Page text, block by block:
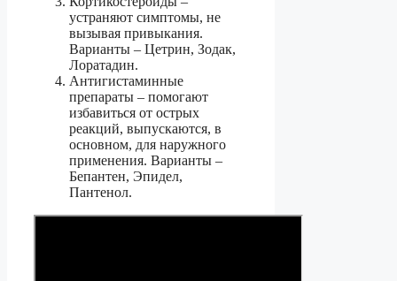
устраняют симптомы, не
вызывая привыкания.
Варианты – Цетрин, Зодак,
Лоратадин.
Антигистаминные
препараты – помогают
избавиться от острых
реакций, выпускаются, в
основном, для наружного
применения. Варианты –
Бепантен, Эпидел,
Пантенол.